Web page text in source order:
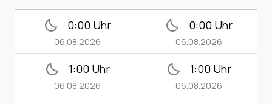
bedtime 0:00 Uhr
06.08.2026
bedtime 0:00 Uhr
06.08.2026
bedtime 1:00 Uhr
06.08.2026
bedtime 1:00 Uhr
06.08.2026